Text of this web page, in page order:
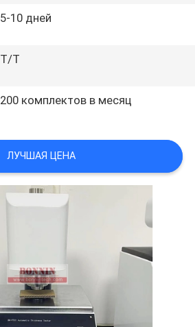
5-10 дней
T/T
200 комплектов в месяц
ЛУЧШАЯ ЦЕНА